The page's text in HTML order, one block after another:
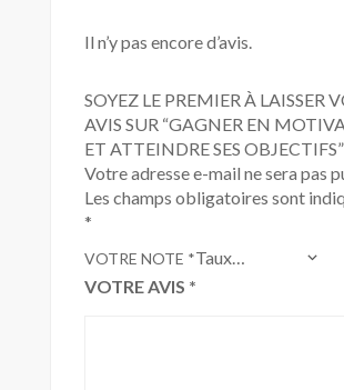
Il n’y pas encore d’avis.
SOYEZ LE PREMIER À LAISSER
AVIS SUR “GAGNER EN
ET ATTEINDRE SES OBJECTIFS”
Votre adresse e-mail ne sera pas
Les champs obligatoires sont
*
VOTRE NOTE *
VOTRE AVIS *